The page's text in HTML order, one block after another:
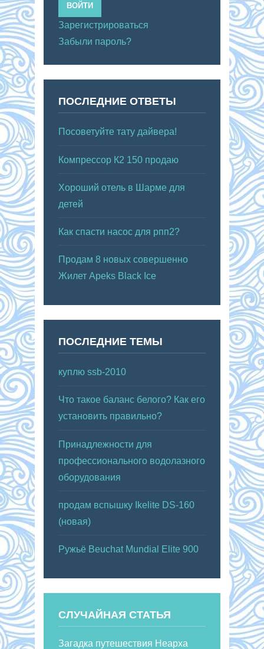
ВОЙТИ
Зарегистрироваться
Забыли пароль?
ПОСЛЕДНИЕ ОТВЕТЫ
Посоветуйте тату дайвера!
Компрессор К2 150 продаю
Хороший отель в Шарме для
детей
Как спасти насос для рпп2?
Продам 8 новых совершенно
Жилет Apeks Black Ice
ПОСЛЕДНИЕ ТЕМЫ
куплю ssb-2010
Что такое баланс белого? Как его
установить правильно?
Принадлежности для
профессионального водолазного
оборудования
продам вспышку Ikelite DS-160
(новая)
Ружьё Beuchat Mundial Elite 900
СЛУЧАЙНАЯ СТАТЬЯ
Загадка путешествия Неарха